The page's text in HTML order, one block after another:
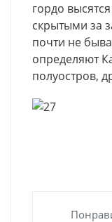
гордо
скрытыми за
почти не
определяют
полуостров,